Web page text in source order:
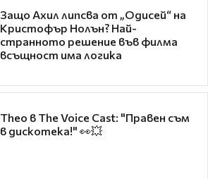
Защо Ахил липсва от „Одисей“ на
Кристофър Нолън? Най-
странното решение във филма
всъщност има логика
Theo в The Voice Cast: "Правен съм
в дискотека!" 👀💥